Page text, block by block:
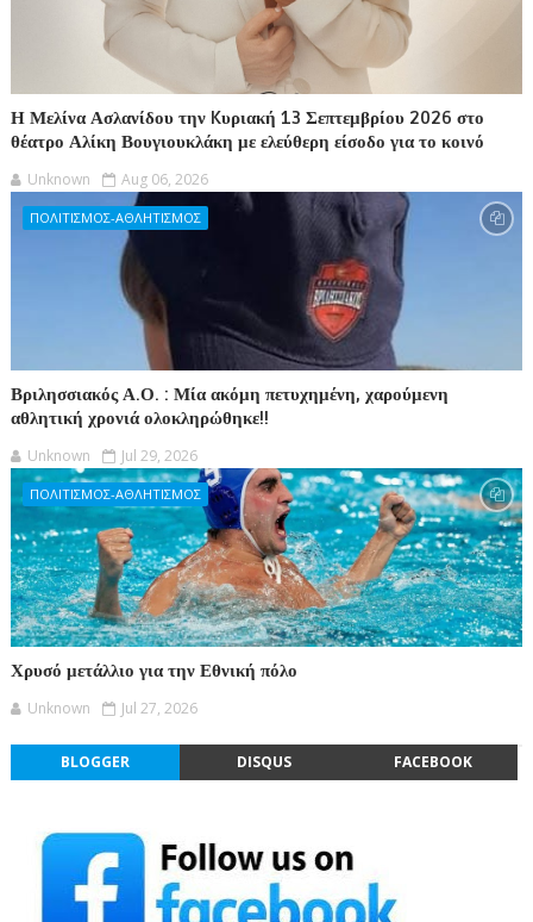
Η Μελίνα Ασλανίδου την Kυριακή 13 Σεπτεμβρίου 2026 στο
θέατρο Αλίκη Βουγιουκλάκη με ελεύθερη είσοδο για το κοινό
Unknown Aug 06, 2026
ΠΟΛΙΤΙΣΜΟΣ-ΑΘΛΗΤΙΣΜΟΣ
Βριλησσιακός Α.Ο. : Μία ακόμη πετυχημένη, χαρούμενη
αθλητική χρονιά ολοκληρώθηκε!!
Unknown Jul 29, 2026
ΠΟΛΙΤΙΣΜΟΣ-ΑΘΛΗΤΙΣΜΟΣ
Χρυσό μετάλλιο για την Εθνική πόλο
Unknown Jul 27, 2026
BLOGGER DISQUS FACEBOOK